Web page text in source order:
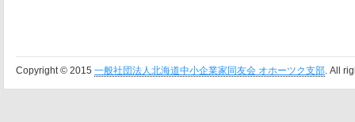
Copyright © 2015 一般社団法人北海道中小企業家同友会 オホーツク支部. All